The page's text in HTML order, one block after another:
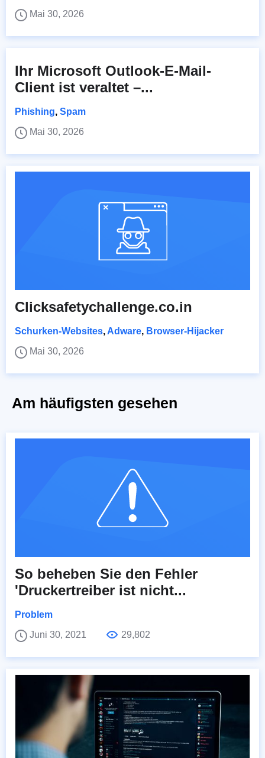
Mai 30, 2026
Ihr Microsoft Outlook-E-Mail-
Client ist veraltet –...
Phishing, Spam
Mai 30, 2026
Clicksafetychallenge.co.in
Schurken-Websites, Adware, Browser-Hijacker
Mai 30, 2026
Am häufigsten gesehen
So beheben Sie den Fehler
'Druckertreiber ist nicht...
Problem
Juni 30, 2021
29,802